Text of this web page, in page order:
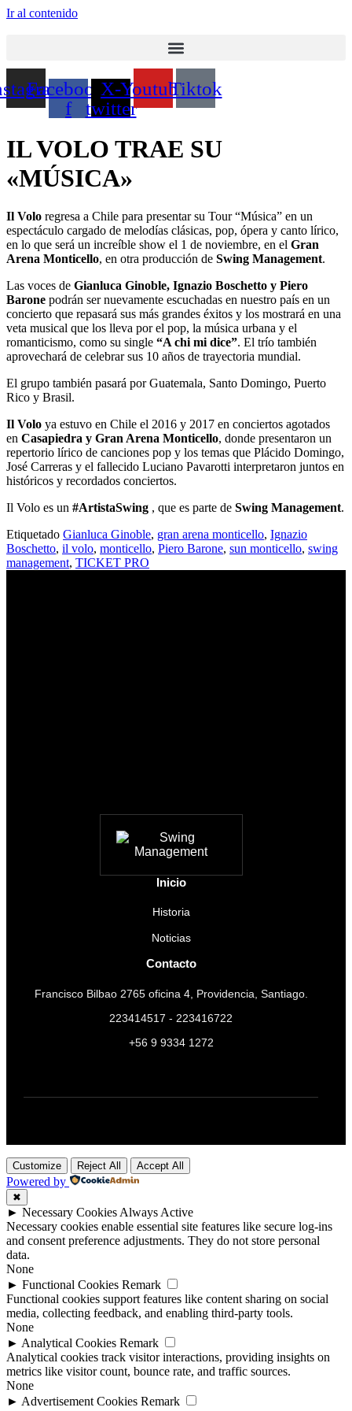
Ir al contenido
Facebook-
f
X-
twitter
YoutubeTiktok
IL VOLO TRAE SU
«MÚSICA»
Il Volo regresa a Chile para presentar su Tour “Música” en un
espectáculo cargado de melodías clásicas, pop, ópera y canto lírico,
en lo que será un increíble show el 1 de noviembre, en el Gran
Arena Monticello, en otra producción de Swing Management.
Las voces de Gianluca Ginoble, Ignazio Boschetto y Piero
Barone podrán ser nuevamente escuchadas en nuestro país en un
concierto que repasará sus más grandes éxitos y los mostrará en una
veta musical que los lleva por el pop, la música urbana y el
romanticismo, como su single “A chi mi dice”. El trío también
aprovechará de celebrar sus 10 años de trayectoria mundial.
El grupo también pasará por Guatemala, Santo Domingo, Puerto
Rico y Brasil.
Il Volo ya estuvo en Chile el 2016 y 2017 en conciertos agotados
en Casapiedra y Gran Arena Monticello, donde presentaron un
repertorio lírico de canciones pop y los temas que Plácido Domingo,
José Carreras y el fallecido Luciano Pavarotti interpretaron juntos en
históricos y recordados conciertos.
Il Volo es un #ArtistaSwing , que es parte de Swing Management.
Etiquetado Gianluca Ginoble, gran arena monticello, Ignazio
Boschetto, il volo, monticello, Piero Barone, sun monticello, swing
management, TICKET PRO
Inicio
Historia
Noticias
Contacto
Francisco Bilbao 2765 oficina 4, Providencia, Santiago.
223414517 - 223416722
+56 9 9334 1272
Customize Reject All Accept All
Powered by
✖
► Necessary Cookies Always Active
Necessary cookies enable essential site features like secure log-ins
and consent preference adjustments. They do not store personal
data.
None
► Functional Cookies Remark
Functional cookies support features like content sharing on social
media, collecting feedback, and enabling third-party tools.
None
► Analytical Cookies Remark
Analytical cookies track visitor interactions, providing insights on
metrics like visitor count, bounce rate, and traffic sources.
None
► Advertisement Cookies Remark